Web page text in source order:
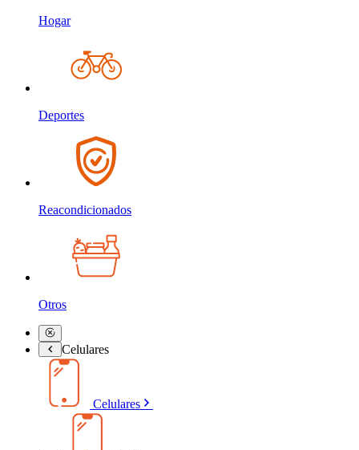
Hogar
Deportes
Reacondicionados
Otros
Celulares
Celulares